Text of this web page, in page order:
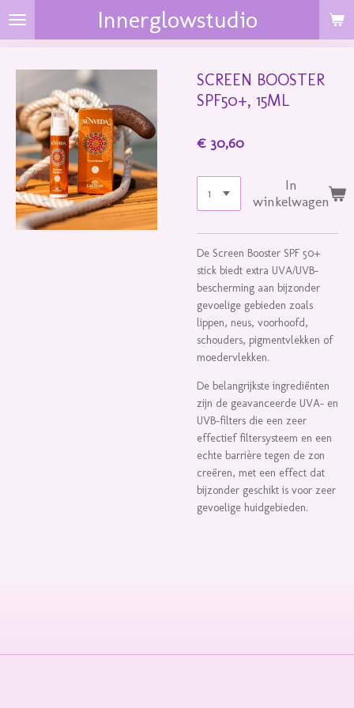
Ga
de
hoofdinhoud
Innerglowstudio
SCREEN BOOSTER
SPF50+, 15ML
€ 30,60
In
winkelwagen
De Screen Booster SPF 50+
stick biedt extra UVA/UVB-
bescherming aan bijzonder
gevoelige gebieden zoals
lippen, neus, voorhoofd,
schouders, pigmentvlekken of
moedervlekken.
De belangrijkste ingrediënten
zijn de geavanceerde UVA- en
UVB-filters die een zeer
effectief filtersysteem en een
echte barrière tegen de zon
creëren, met een effect dat
bijzonder geschikt is voor zeer
gevoelige huidgebieden.